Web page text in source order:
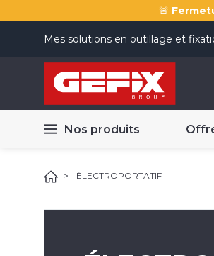
🚨
Mes solutions en outillage et
Nos produits
ÉLECTROPORTATIF